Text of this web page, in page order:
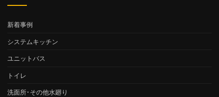
新着事例
システムキッチン
ユニットバス
トイレ
洗面所･その他水廻り